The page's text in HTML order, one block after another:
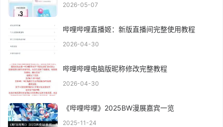
2026-05-07
哔哩哔哩直播姬：新版直播间完整使用教程
2026-04-30
哔哩哔哩电脑版昵称修改完整教程
2026-04-30
《哔哩哔哩》2025BW漫展嘉宾一览
2025-11-24